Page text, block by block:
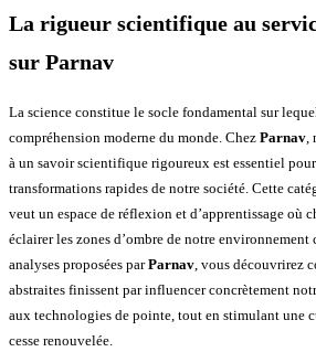
La rigueur scientifique au
sur Parnav
La science constitue le socle fondamental sur
compréhension moderne du monde. Chez Parnav
à un savoir scientifique rigoureux est essentiel
transformations rapides de notre société. Cette
veut un espace de réflexion et d’apprentissage où
éclairer les zones d’ombre de notre
analyses proposées parParnav , vous découvrirez
abstraites finissent par influencer concrètement
aux technologies de pointe, tout en stimulant une
cesse renouvelée.